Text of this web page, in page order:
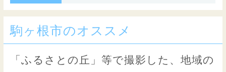
駒ヶ根市のオススメ
「ふるさとの丘」等で撮影した、地域の